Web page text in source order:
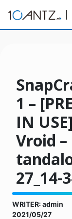
1 –
IN
Vroid –
27_14-
WRITER: admin
2021/05/27